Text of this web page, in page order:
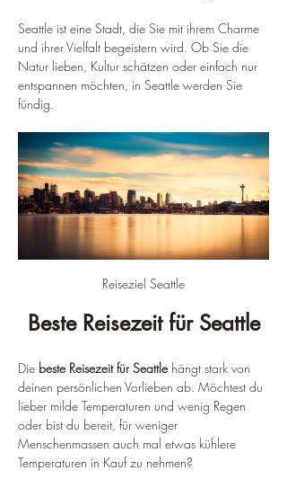
Seattle ist eine Stadt, die Sie mit ihrem Charme
und ihrer Vielfalt begeistern wird. Ob Sie die
Natur lieben, Kultur schätzen oder einfach nur
entspannen möchten, in Seattle werden Sie
fündig.
Reiseziel Seattle
Beste Reisezeit für Seattle
Die beste Reisezeit für Seattle hängt stark von
deinen persönlichen Vorlieben ab. Möchtest du
lieber milde Temperaturen und wenig Regen
oder bist du bereit, für weniger
Menschenmassen auch mal etwas kühlere
Temperaturen in Kauf zu nehmen?